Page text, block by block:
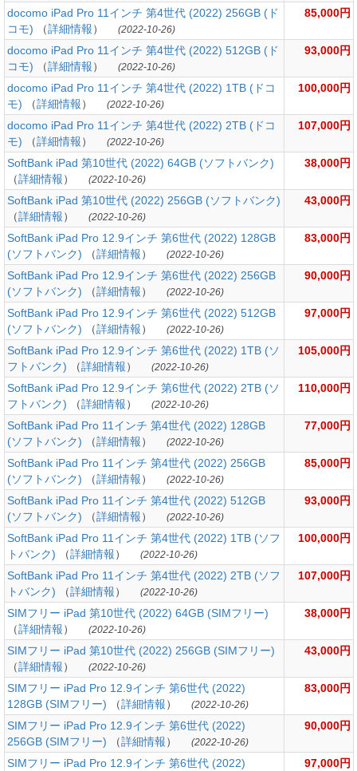
docomo iPad Pro 11インチ 第4世代 (2022) 256GB (ド
コモ)
（詳細情報） (2022-10-26)
85,000円
docomo iPad Pro 11インチ 第4世代 (2022) 512GB (ド
コモ)
（詳細情報） (2022-10-26)
93,000円
docomo iPad Pro 11インチ 第4世代 (2022) 1TB (ドコ
モ)
（詳細情報） (2022-10-26)
100,000円
docomo iPad Pro 11インチ 第4世代 (2022) 2TB (ドコ
モ)
（詳細情報） (2022-10-26)
107,000円
SoftBank iPad 第10世代 (2022) 64GB (ソフトバンク)
（詳細情報） (2022-10-26)
38,000円
SoftBank iPad 第10世代 (2022) 256GB (ソフトバンク)
（詳細情報） (2022-10-26)
43,000円
SoftBank iPad Pro 12.9インチ 第6世代 (2022) 128GB
(ソフトバンク)
（詳細情報） (2022-10-26)
83,000円
SoftBank iPad Pro 12.9インチ 第6世代 (2022) 256GB
(ソフトバンク)
（詳細情報） (2022-10-26)
90,000円
SoftBank iPad Pro 12.9インチ 第6世代 (2022) 512GB
(ソフトバンク)
（詳細情報） (2022-10-26)
97,000円
SoftBank iPad Pro 12.9インチ 第6世代 (2022) 1TB (ソ
フトバンク)
（詳細情報） (2022-10-26)
105,000円
SoftBank iPad Pro 12.9インチ 第6世代 (2022) 2TB (ソ
フトバンク)
（詳細情報） (2022-10-26)
110,000円
SoftBank iPad Pro 11インチ 第4世代 (2022) 128GB
(ソフトバンク)
（詳細情報） (2022-10-26)
77,000円
SoftBank iPad Pro 11インチ 第4世代 (2022) 256GB
(ソフトバンク)
（詳細情報） (2022-10-26)
85,000円
SoftBank iPad Pro 11インチ 第4世代 (2022) 512GB
(ソフトバンク)
（詳細情報） (2022-10-26)
93,000円
SoftBank iPad Pro 11インチ 第4世代 (2022) 1TB (ソフ
トバンク)
（詳細情報） (2022-10-26)
100,000円
SoftBank iPad Pro 11インチ 第4世代 (2022) 2TB (ソフ
トバンク)
（詳細情報） (2022-10-26)
107,000円
SIMフリー iPad 第10世代 (2022) 64GB (SIMフリー)
（詳細情報） (2022-10-26)
38,000円
SIMフリー iPad 第10世代 (2022) 256GB (SIMフリー)
（詳細情報） (2022-10-26)
43,000円
SIMフリー iPad Pro 12.9インチ 第6世代 (2022)
128GB (SIMフリー)
（詳細情報） (2022-10-26)
83,000円
SIMフリー iPad Pro 12.9インチ 第6世代 (2022)
256GB (SIMフリー)
（詳細情報） (2022-10-26)
90,000円
SIMフリー iPad Pro 12.9インチ 第6世代 (2022)
97,000円